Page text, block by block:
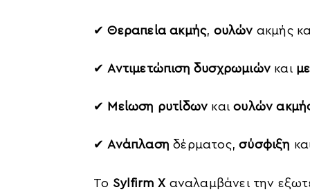
✔Θεραπεία ακμής, ουλών ακμής
✔Αντιμετώπιση δυσχρωμιών και
✔ Μείωση ρυτίδων καιουλών
✔Ανάπλαση δέρματος,σύσφιξη
Το Sylfirm X αναλαμβάνει την